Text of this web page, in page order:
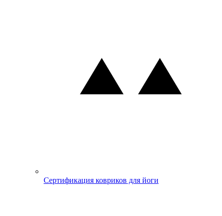
Сертификация ковриков для йоги